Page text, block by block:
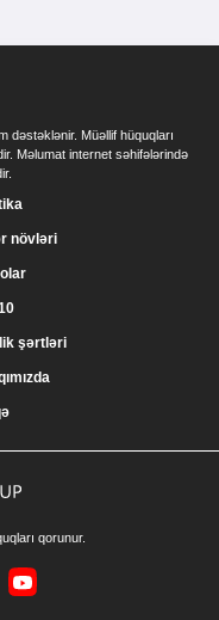
dəstəklənir. Müəllif hüquqları
Məlumat internet səhifələrində
növləri
şərtləri
qorunur.